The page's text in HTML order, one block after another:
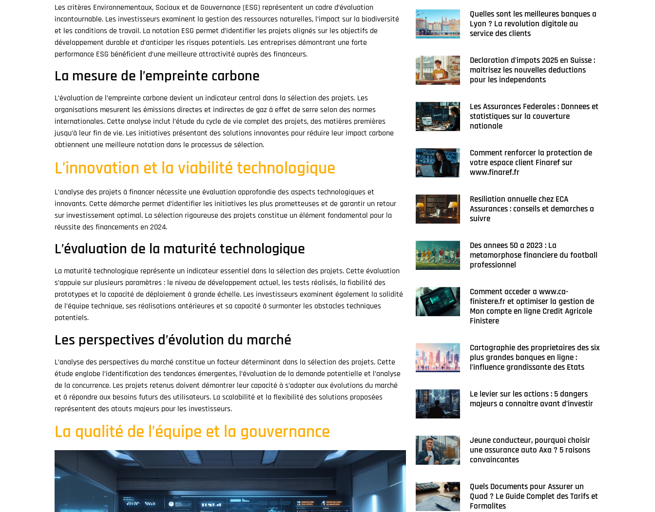
Les critères Environnementaux, Sociaux et de Gouvernance (ESG) représentent un cadre d’évaluation
incontournable. Les investisseurs examinent la gestion des ressources naturelles, l’impact sur la biodiversité
et les conditions de travail. La notation ESG permet d’identifier les projets alignés sur les objectifs de
développement durable et d’anticiper les risques potentiels. Les entreprises démontrant une forte
performance ESG bénéficient d’une meilleure attractivité auprès des financeurs.
La mesure de l’empreinte carbone
L’évaluation de l’empreinte carbone devient un indicateur central dans la sélection des projets. Les
organisations mesurent les émissions directes et indirectes de gaz à effet de serre selon des normes
internationales. Cette analyse inclut l’étude du cycle de vie complet des projets, des matières premières
jusqu’à leur fin de vie. Les initiatives présentant des solutions innovantes pour réduire leur impact carbone
obtiennent une meilleure notation dans le processus de sélection.
L’innovation et la viabilité technologique
L’analyse des projets à financer nécessite une évaluation approfondie des aspects technologiques et
innovants. Cette démarche permet d’identifier les initiatives les plus prometteuses et de garantir un retour
sur investissement optimal. La sélection rigoureuse des projets constitue un élément fondamental pour la
réussite des financements en 2024.
L’évaluation de la maturité technologique
La maturité technologique représente un indicateur essentiel dans la sélection des projets. Cette évaluation
s’appuie sur plusieurs paramètres : le niveau de développement actuel, les tests réalisés, la fiabilité des
prototypes et la capacité de déploiement à grande échelle. Les investisseurs examinent également la solidité
de l’équipe technique, ses réalisations antérieures et sa capacité à surmonter les obstacles techniques
potentiels.
Les perspectives d’évolution du marché
L’analyse des perspectives du marché constitue un facteur déterminant dans la sélection des projets. Cette
étude englobe l’identification des tendances émergentes, l’évaluation de la demande potentielle et l’analyse
de la concurrence. Les projets retenus doivent démontrer leur capacité à s’adapter aux évolutions du marché
et à répondre aux besoins futurs des utilisateurs. La scalabilité et la flexibilité des solutions proposées
représentent des atouts majeurs pour les investisseurs.
La qualité de l’équipe et la gouvernance
Quelles sont les meilleures banques a
Lyon ? La revolution digitale au
service des clients
Declaration d’impots 2025 en Suisse :
maitrisez les nouvelles deductions
pour les independants
Les Assurances Federales : Donnees et
statistiques sur la couverture
nationale
Comment renforcer la protection de
votre espace client Finaref sur
www.finaref.fr
Resiliation annuelle chez ECA
Assurances : conseils et demarches a
suivre
Des annees 50 a 2023 : La
metamorphose financiere du football
professionnel
Comment acceder a www.ca-
finistere.fr et optimiser la gestion de
Mon compte en ligne Credit Agricole
Finistere
Cartographie des proprietaires des six
plus grandes banques en ligne :
l’influence grandissante des Etats
Le levier sur les actions : 5 dangers
majeurs a connaitre avant d’investir
Jeune conducteur, pourquoi choisir
une assurance auto Axa ? 5 raisons
convaincantes
Quels Documents pour Assurer un
Quad ? Le Guide Complet des Tarifs et
Formalites